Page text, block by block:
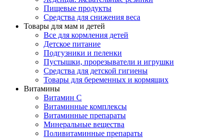
Пищевые продукты
Средства для снижения веса
Товары для мам и детей
Все для кормления детей
Детское питание
Подгузники и пеленки
Пустышки, прорезыватели и игрушки
Средства для детской гигиены
Товары для беременных и кормящих
Витамины
Витамин С
Витаминные комплексы
Витаминные препараты
Минеральные вещества
Поливитаминные препараты